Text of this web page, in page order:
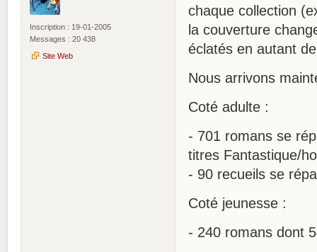
Inscription : 19-01-2005
Messages : 20 438
Site Web
chaque collection
la couverture
éclatés en autant
Nous arrivons
Coté adulte :
- 701 romans se
titres Fantastique/
- 90 recueils se
Coté jeunesse :
- 240 romans dont